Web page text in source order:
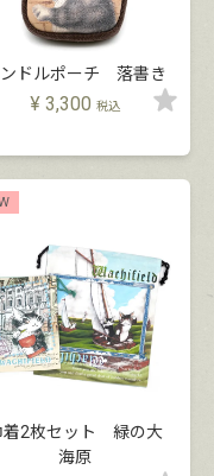
ドルポーチ 落書き
¥ 3,300 税込
着2枚セット 緑の大
海原